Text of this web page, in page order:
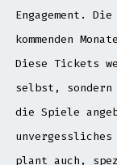
Engagement.
kommenden
Diese Tickets
selbst, sondern
die Spiele
plant auch,